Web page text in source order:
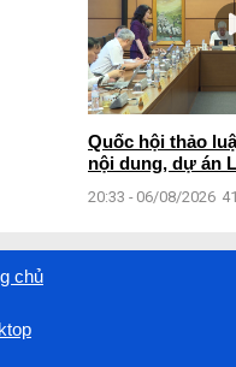
Quốc hội thảo
nội dung, dự án
20:33 - 06/08/2026
chủ